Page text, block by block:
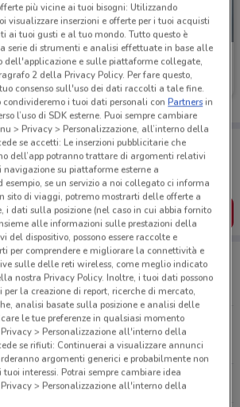
NUOVO
1.3 km
-3 GIORNI
Marionnaud
Scade domenica 1.3 km
sempre con te!
le migliori offerte dei negozi vicino a te,
e creare la tua lista del risparmio, comodamente
SCARICA L’APP
a Asti
339 Asti
Tutti i negozi Marionnaud
più vicine ai tuoi bisogni: Utilizzando
visualizzare inserzioni e offerte per i tuoi acquisti
ai tuoi gusti e al tuo mondo. Tutto questo è
serie di strumenti e analisi effettuate in base alle
e sulle piattaforme collegate,
2 della Privacy Policy. Per fare questo,
consenso sull'uso dei dati raccolti a tale fine.
condivideremo i tuoi dati personali conPartnersin
l’uso di SDK esterne. Puoi sempre cambiare
> Privacy > Personalizzazione, all’interno della
se accetti: Le inserzioni pubblicitarie che
dell’app potranno trattare di argomenti relativi
su piattaforme esterne a
esempio, se un servizio a noi collegato ci informa
sito di viaggi, potremo mostrarti delle offerte a
i dati sulla posizione (nel caso in cui abbia fornito
alle informazioni sulle prestazioni della
del dispositivo, possono essere raccolte e
per comprendere e migliorare la connettività e
sulle delle reti wireless, come meglio indicato
nostra Privacy Policy. Inoltre, i tuoi dati possono
per la creazione di report, ricerche di mercato,
analisi basate sulla posizione e analisi delle
le tue preferenze in qualsiasi momento
> Personalizzazione all'interno della
se rifiuti: Continuerai a visualizzare annunci
argomenti generici e probabilmente non
interessi. Potrai sempre cambiare idea
> Personalizzazione all'interno della